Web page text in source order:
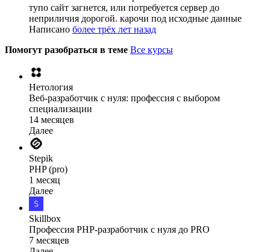
тупо сайт загнется, или потребуется сервер до
неприличия дорогой. карочи под исходные данные
Написано более трёх лет назад
Помогут разобраться в теме Все курсы
Нетология
Веб-разработчик с нуля: профессия с выбором
специализации
14 месяцев
Далее
Stepik
PHP (pro)
1 месяц
Далее
Skillbox
Профессия PHP-разработчик с нуля до PRO
7 месяцев